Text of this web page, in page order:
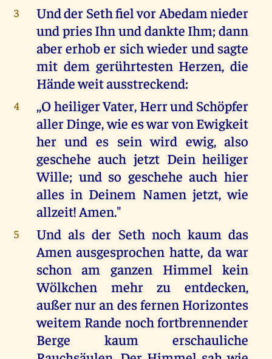
3
Und der Seth fiel vor Abedam nieder
und pries Ihn und dankte Ihm; dann
aber erhob er sich wieder und sagte
mit dem gerührtesten Herzen, die
Hände weit ausstreckend:
4
,,O heiliger Vater, Herr und Schöpfer
aller Dinge, wie es war von Ewigkeit
her und es sein wird ewig, also
geschehe auch jetzt Dein heiliger
Wille; und so geschehe auch hier
alles in Deinem Namen jetzt, wie
allzeit! Amen."
5
Und als der Seth noch kaum das
Amen ausgesprochen hatte, da war
schon am ganzen Himmel kein
Wölkchen mehr zu entdecken,
außer nur an des fernen Horizontes
weitem Rande noch fortbrennender
Berge kaum erschauliche